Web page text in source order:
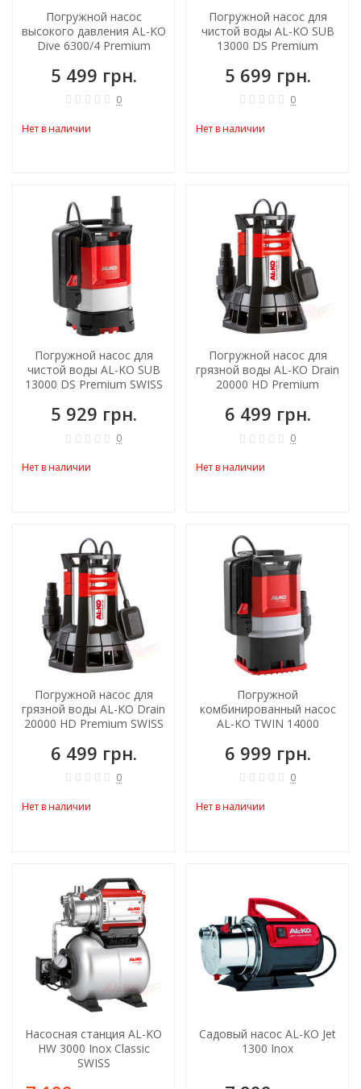
Погружной насос
высокого давления AL-KO
Dive 6300/4 Premium
5 499 грн.
0
Нет в наличии
Погружной насос для
чистой воды AL-KO SUB
13000 DS Premium
5 699 грн.
0
Нет в наличии
Погружной насос для
чистой воды AL-KO SUB
13000 DS Premium SWISS
5 929 грн.
0
Нет в наличии
Погружной насос для
грязной воды AL-KO Drain
20000 HD Premium
6 499 грн.
0
Нет в наличии
Погружной насос для
грязной воды AL-KO Drain
20000 HD Premium SWISS
6 499 грн.
0
Нет в наличии
Погружной
комбинированный насос
AL-KO ТWIN 14000
6 999 грн.
0
Нет в наличии
-8%
Насосная станция AL-KO
HW 3000 Inox Classic
SWISS
Садовый насос AL-KO Jet
1300 Inox